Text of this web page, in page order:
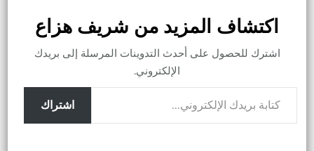
اكتشاف المزيد من شريف هزاع
اشترك للحصول على أحدث التدوينات المرسلة إلى بريدك
الإلكتروني.
كتابة بريدك الإلكتروني...
اشتراك